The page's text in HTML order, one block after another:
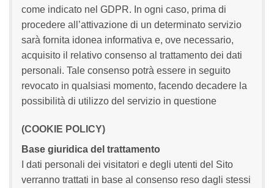
come indicato nel GDPR. In ogni caso, prima di
procedere all’attivazione di un determinato servizio
sarà fornita idonea informativa e, ove necessario,
acquisito il relativo consenso al trattamento dei dati
personali. Tale consenso potrà essere in seguito
revocato in qualsiasi momento, facendo decadere la
possibilità di utilizzo del servizio in questione
(COOKIE POLICY)
Base giuridica del trattamento
I dati personali dei visitatori e degli utenti del Sito
verranno trattati in base al consenso reso dagli stessi